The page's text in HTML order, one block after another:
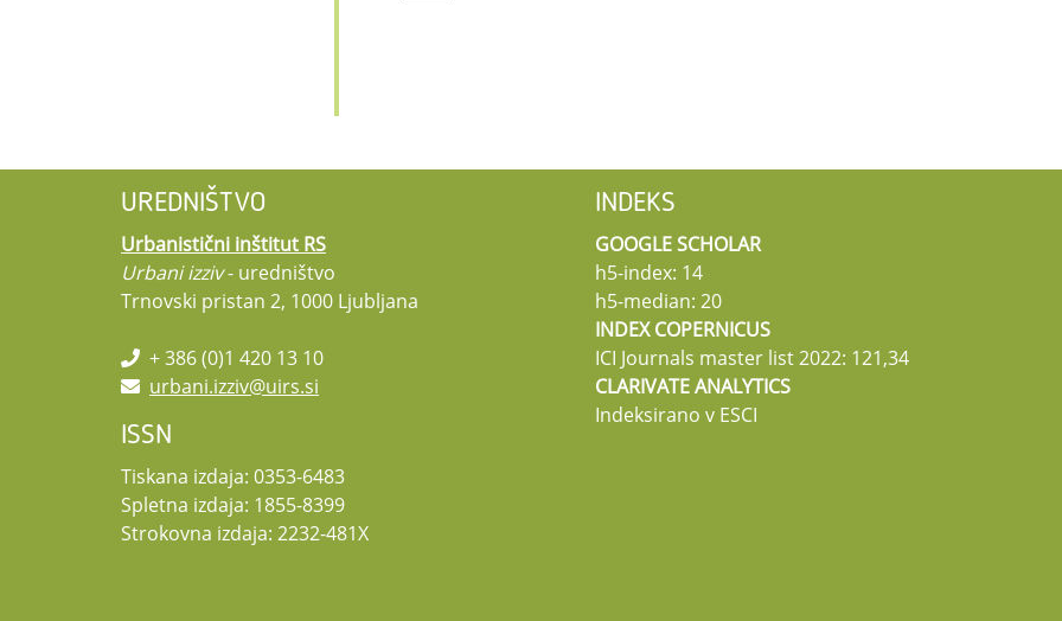
UREDNIŠTVO
Urbanistični inštitut RS
Urbani izziv- uredništvo
Trnovski pristan 2, 1000 Ljubljana
+ 386 (0)1 420 13 10
urbani.izziv@uirs.si
ISSN
Tiskana izdaja: 0353-6483
Spletna izdaja: 1855-8399
Strokovna izdaja: 2232-481X
INDEKS
GOOGLE SCHOLAR
h5-index: 14
h5-median: 20
INDEX COPERNICUS
ICI Journals master list 2022: 121,34
CLARIVATE ANALYTICS
Indeksirano v ESCI